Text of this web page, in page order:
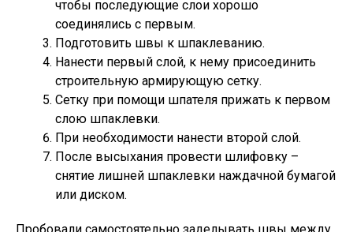
чтобы последующие слои хорошо
соединялись с первым.
Подготовить швы к шпаклеванию.
Нанести первый слой, к нему присоединить
строительную армирующую сетку.
Сетку при помощи шпателя прижать к первом
слою шпаклевки.
При необходимости нанести второй слой.
После высыхания провести шлифовку –
снятие лишней шпаклевки наждачной бумагой
или диском.